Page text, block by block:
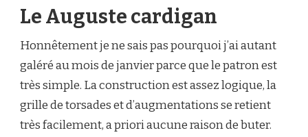
Le Auguste cardigan
Honnêtement je ne sais pas pourquoi j’ai autant
galéré au mois de janvier parce que le patron est
très simple. La construction est assez logique, la
grille de torsades et d’augmentations se retient
très facilement, a priori aucune raison de buter.